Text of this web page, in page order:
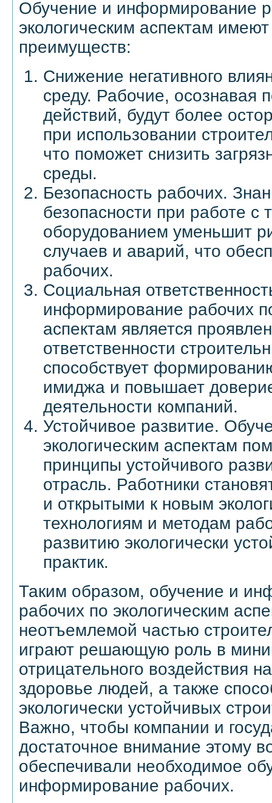
Обучение и информирование
экологическим аспектам имеют
преимуществ:
Снижение негативного
среду. Рабочие, осознавая
действий, будут более
при использовании
что поможет снизить
среды.
Безопасность рабочих.
безопасности при работе с
оборудованием уменьшит
случаев и аварий, что
рабочих.
Социальная
информирование рабочих
аспектам является
ответственности
способствует
имиджа и повышает
деятельности компаний.
Устойчивое развитие.
экологическим аспектам
принципы устойчивого
отрасль. Работники
и открытыми к новым
технологиям и методам
развитию экологически
практик.
Таким образом, обучение и
рабочих по экологическим
неотъемлемой частью
играют решающую роль в
отрицательного воздействия
здоровье людей, а также
экологически устойчивых
Важно, чтобы компании и
достаточное внимание этому
обеспечивали необходимое
информирование рабочих.